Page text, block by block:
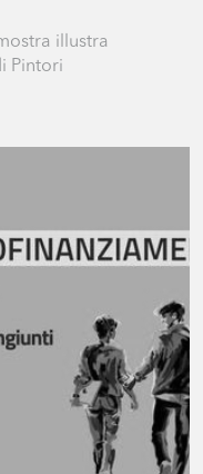
illustra
Pintori